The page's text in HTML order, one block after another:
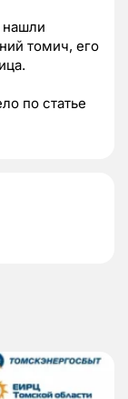
нашли
томич, его
по статье